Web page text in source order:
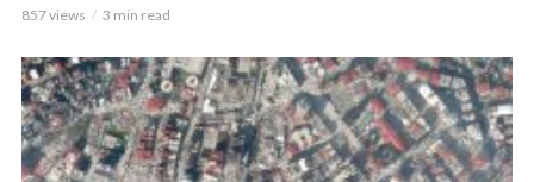
857 views 3 min read